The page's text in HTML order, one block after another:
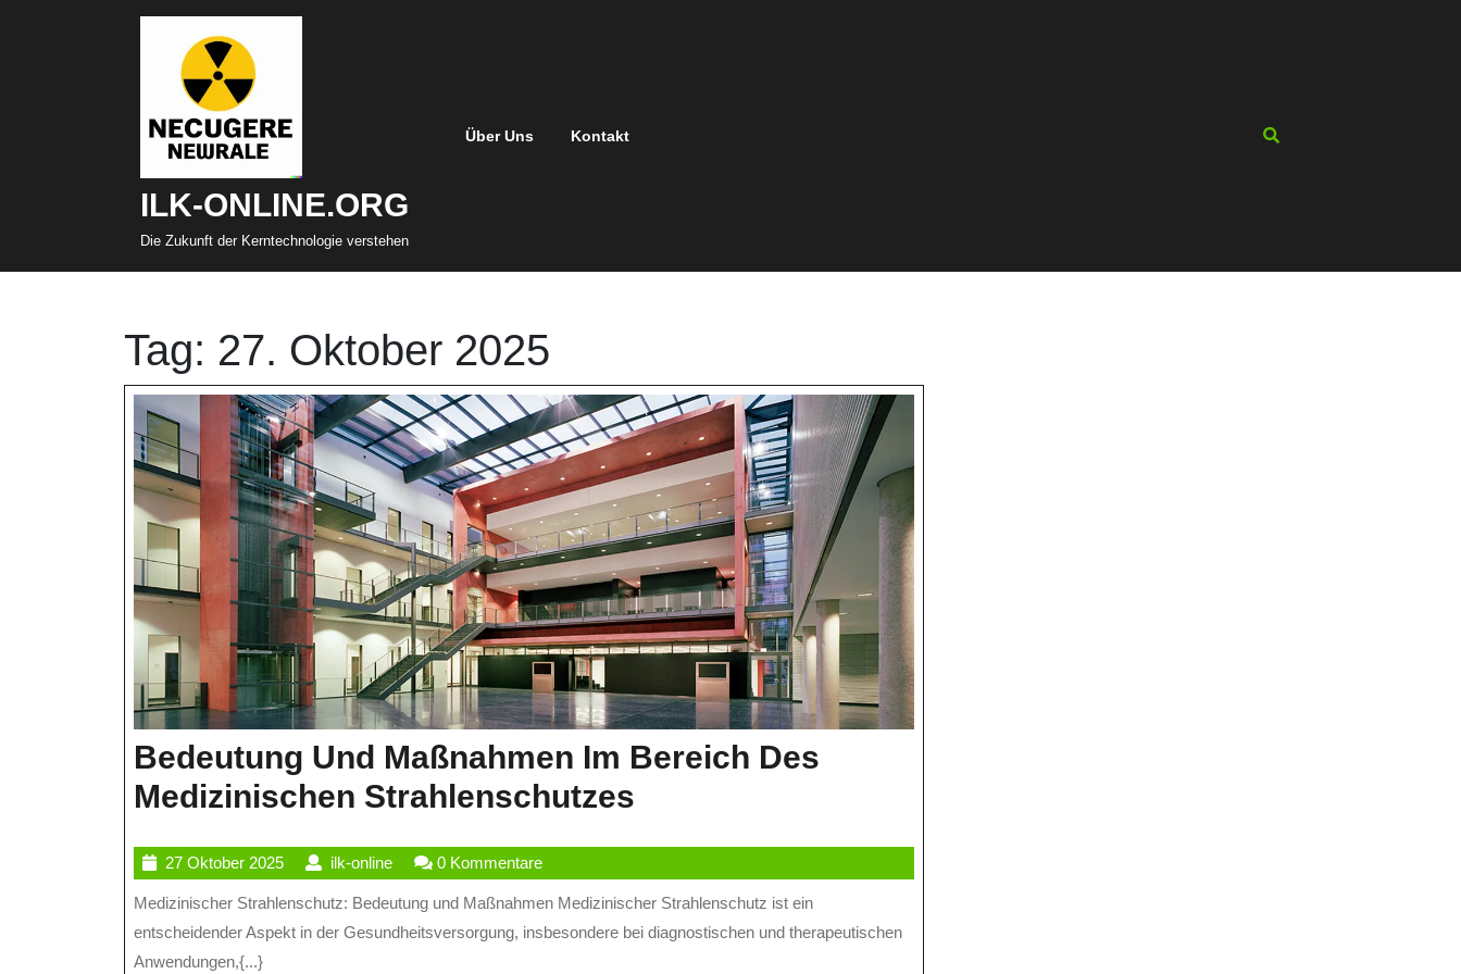
ILK-ONLINE.ORG
Die Zukunft der Kerntechnologie verstehen
Über Uns Kontakt
Tag: 27. Oktober 2025
Bedeutung Und Maßnahmen Im Bereich Des
Medizinischen Strahlenschutzes
Maßnahmen
Im
Bereich
27 Oktober 202527
Oktober
2025
ilk-onlineilk-
online
0 Kommentare
Medizinischer Strahlenschutz: Bedeutung und Maßnahmen Medizinischer Strahlenschutz ist ein
entscheidender Aspekt in der Gesundheitsversorgung, insbesondere bei diagnostischen und therapeutischen
Anwendungen,{...}